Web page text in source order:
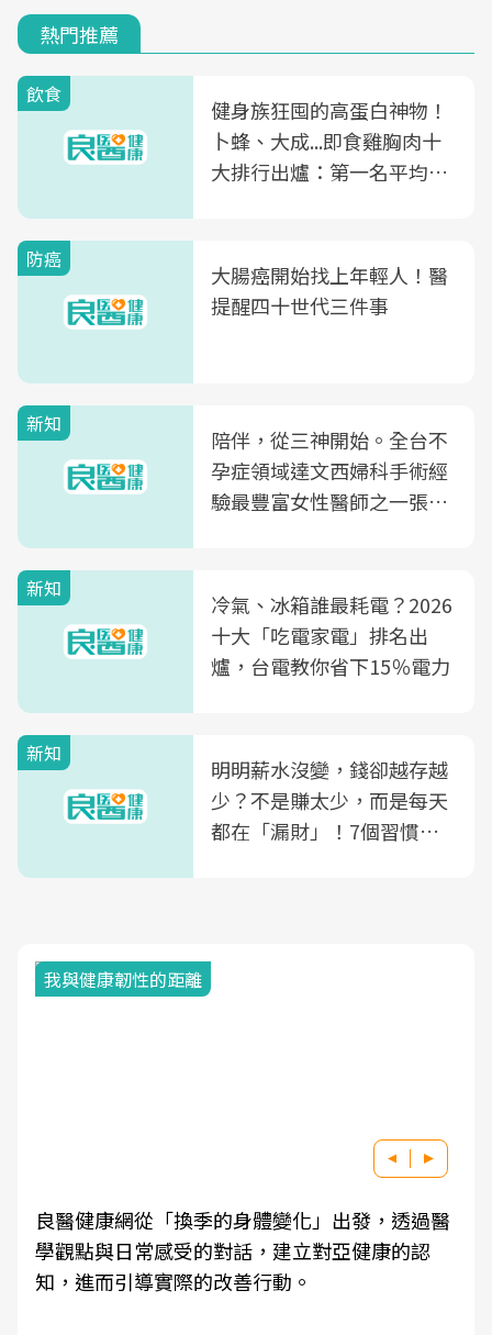
熱門推薦
飲食
健身族狂囤的高蛋白神物！
卜蜂、大成...即食雞胸肉十
大排行出爐：第一名平均一
防癌
大腸癌開始找上年輕人！醫
提醒四十世代三件事
新知
陪伴，從三神開始。全台不
孕症領域達文西婦科手術經
驗最豐富女性醫師之一張永
光田醫院建構360度女性健
康照護生態圈
新知
冷氣、冰箱誰最耗電？2026
十大「吃電家電」排名出
爐，台電教你省下15％電力
新知
明明薪水沒變，錢卻越存越
少？不是賺太少，而是每天
都在「漏財」！7個習慣一
我與健康韌性的距離
良醫健康網從「換季的身體變化」出發，透過醫
學觀點與日常感受的對話，建立對亞健康的認
知，進而引導實際的改善行動。